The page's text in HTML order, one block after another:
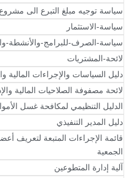
سياسة توجيه مبلغ التبرع الى مشروع
سياسة-الاستثمار
سياسة-الصرف-للبرامج-والأنشطة-
لائحة-المشتريات
دليل السياسات والإجراءات المالية
لائحة مصفوفة الصلاحيات المالية
الدليل التنظيمي لمكافحة غسل الأموال
دليل المدير التنفيذي
قائمة الإجراءات المتبعة لتعريف
الجمعية
آلية إدارة المتطوعين